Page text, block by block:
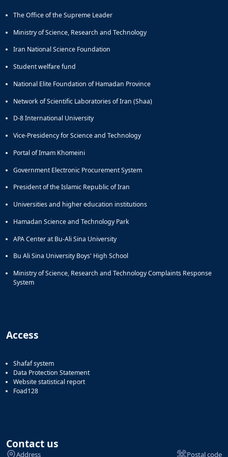
Educational
Deputy
Dean
Research
Affairs
Dean
Postgraduate
Studies
The Office of the Supreme Leader
Ministry of Science, Research and Technology
Iran National Science Foundation
Student welfare fund
National Elite Foundation of Hamadan Province
Network of Scientific Laboratories of Iran (Shaa)
D-8 International University
Vice-Presidency for Science and Technology
Portal of Imam Khomeini
Government Electronic Procurement System
President of the Islamic Republic of Iran
Universities and higher education institutions
Hamadan Science and Technology Park
APA Center at Bu-Ali Sina University
Bu Ali Sina University Boys' High School
Ministry of Science, Research and Technology Complaints Response
System
Access
Shafaf system
Data Protection Statement
Website statistical report
Foad128
Contact us
Address Postal code